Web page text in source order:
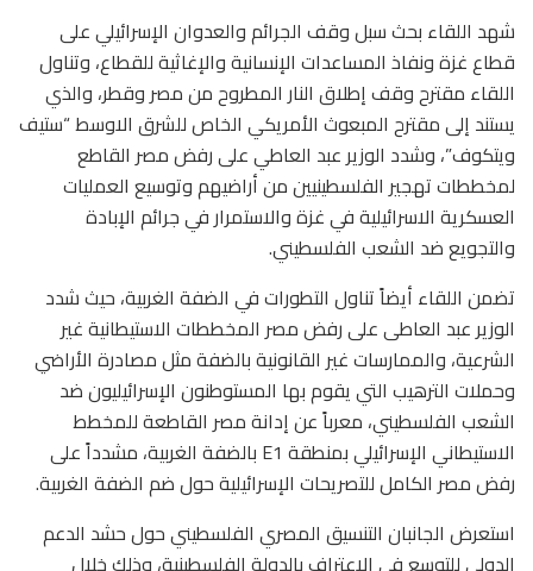
شهد اللقاء بحث سبل وقف الجرائم والعدوان الإسرائيلي على
قطاع غزة ونفاذ المساعدات الإنسانية والإغاثية للقطاع، وتناول
اللقاء مقترح وقف إطلاق النار المطروح من مصر وقطر، والذي
يستند إلى مقترح المبعوث الأمريكي الخاص للشرق الاوسط “ستيف
ويتكوف”، وشدد الوزير عبد العاطي على رفض مصر القاطع
لمخططات تهجير الفلسطينيين من أراضيهم وتوسيع العمليات
العسكرية الاسرائيلية في غزة والاستمرار في جرائم الإبادة
والتجويع ضد الشعب الفلسطيني.
تضمن اللقاء أيضاً تناول التطورات في الضفة الغربية، حيث شدد
الوزير عبد العاطى على رفض مصر المخططات الاستيطانية غير
الشرعية، والممارسات غير القانونية بالضفة مثل مصادرة الأراضي
وحملات الترهيب التي يقوم بها المستوطنون الإسرائيليون ضد
الشعب الفلسطيني، معرباً عن إدانة مصر القاطعة للمخطط
الاستيطاني الإسرائيلي بمنطقة E1 بالضفة الغربية، مشدداً على
رفض مصر الكامل للتصريحات الإسرائيلية حول ضم الضفة الغربية.
استعرض الجانبان التنسيق المصري الفلسطيني حول حشد الدعم
الدولى للتوسع فى الاعتراف بالدولة الفلسطينية، وذلك خلال